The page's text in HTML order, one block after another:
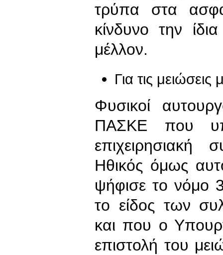
τρύπα στα
κίνδυνο την
μέλλον.
Για τις
Φυσικοί
ΠΑΣΚΕ που
επιχειρησιακή
Ηθικός όμως
ψήφισε το νόμο
το είδος των
και που ο
επιστολή του